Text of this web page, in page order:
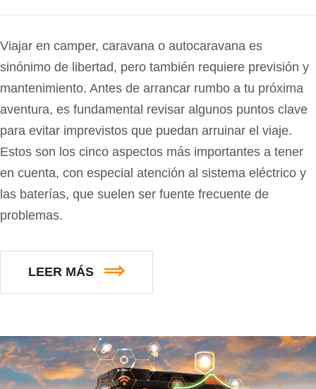
Viajar en camper, caravana o autocaravana es
sinónimo de libertad, pero también requiere previsión y
mantenimiento. Antes de arrancar rumbo a tu próxima
aventura, es fundamental revisar algunos puntos clave
para evitar imprevistos que puedan arruinar el viaje.
Estos son los cinco aspectos más importantes a tener
en cuenta, con especial atención al sistema eléctrico y
las baterías, que suelen ser fuente frecuente de
problemas.
LEER MÁS